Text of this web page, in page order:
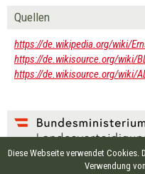
Quellen
https://de.wikipedia.org/wiki/
https://de.wikisource.org/wiki/
https://de.wikisource.org/wiki/
EIGENTÜMER UND HERAUSGEBER:
Diese Webseite verwendet Cookies.
Verwendung